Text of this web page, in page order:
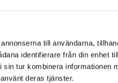
till användarna,
identifierare från din enhet
tur kombinera informationen
deras tjänster.